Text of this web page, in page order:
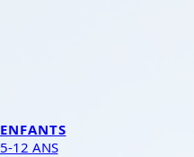
ENFANTS
5-12 ANS